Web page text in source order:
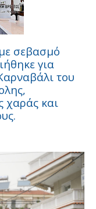
σεβασμό
για
του
χαράς και